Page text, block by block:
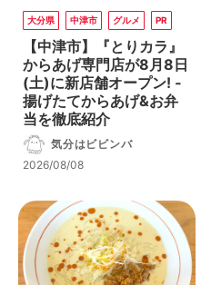
大分県 中津市 グルメ PR
【中津市】『とりカラ』
からあげ専門店が8月8日
(土)に新店舗オープン! ‐
揚げたてからあげ&お弁
当を徹底紹介
気分はビビンバ
2026/08/08